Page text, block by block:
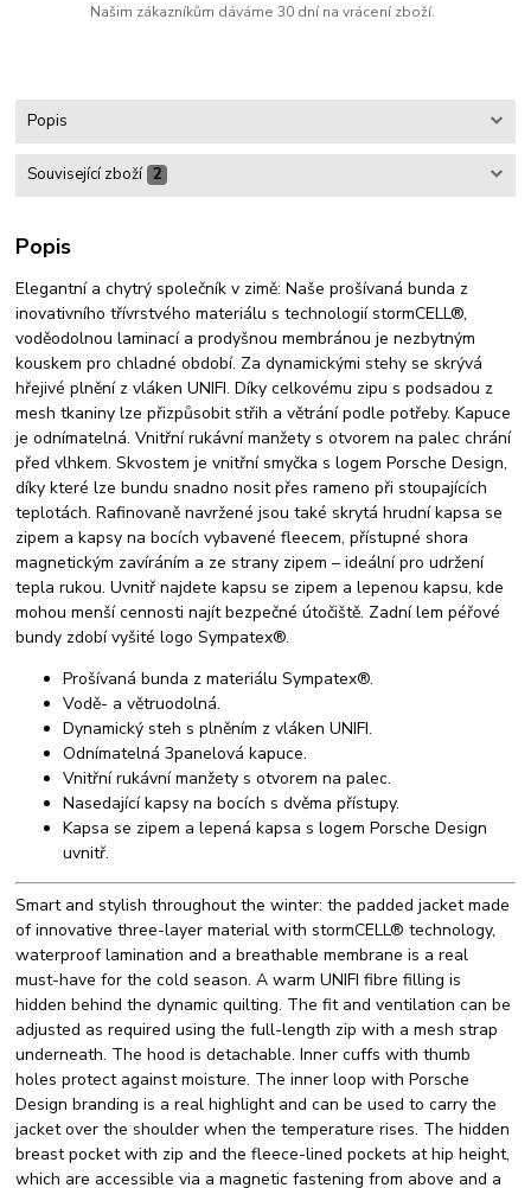
Našim zákazníkům dáváme 30 dní na vrácení zboží.
Popis
Související zboží 2
Popis
Elegantní a chytrý společník v zimě: Naše prošívaná bunda z
inovativního třívrstvého materiálu s technologií stormCELL®,
voděodolnou laminací a prodyšnou membránou je nezbytným
kouskem pro chladné období. Za dynamickými stehy se skrývá
hřejivé plnění z vláken UNIFI. Díky celkovému zipu s podsadou z
mesh tkaniny lze přizpůsobit střih a větrání podle potřeby. Kapuce
je odnímatelná. Vnitřní rukávní manžety s otvorem na palec chrání
před vlhkem. Skvostem je vnitřní smyčka s logem Porsche Design,
díky které lze bundu snadno nosit přes rameno při stoupajících
teplotách. Rafinovaně navržené jsou také skrytá hrudní kapsa se
zipem a kapsy na bocích vybavené fleecem, přístupné shora
magnetickým zavíráním a ze strany zipem – ideální pro udržení
tepla rukou. Uvnitř najdete kapsu se zipem a lepenou kapsu, kde
mohou menší cennosti najít bezpečné útočiště. Zadní lem péřové
bundy zdobí vyšité logo Sympatex®.
Prošívaná bunda z materiálu Sympatex®.
Vodě- a větruodolná.
Dynamický steh s plněním z vláken UNIFI.
Odnímatelná 3panelová kapuce.
Vnitřní rukávní manžety s otvorem na palec.
Nasedající kapsy na bocích s dvěma přístupy.
Kapsa se zipem a lepená kapsa s logem Porsche Design
uvnitř.
Smart and stylish throughout the winter: the padded jacket made
of innovative three-layer material with stormCELL® technology,
waterproof lamination and a breathable membrane is a real
must-have for the cold season. A warm UNIFI fibre filling is
hidden behind the dynamic quilting. The fit and ventilation can be
adjusted as required using the full-length zip with a mesh strap
underneath. The hood is detachable. Inner cuffs with thumb
holes protect against moisture. The inner loop with Porsche
Design branding is a real highlight and can be used to carry the
jacket over the shoulder when the temperature rises. The hidden
breast pocket with zip and the fleece-lined pockets at hip height,
which are accessible via a magnetic fastening from above and a